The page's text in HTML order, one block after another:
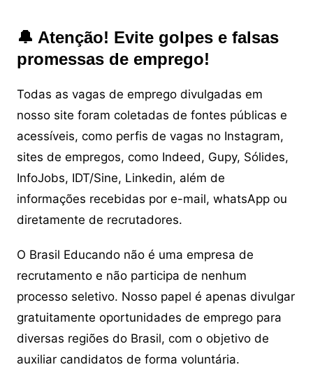
🔔 Atenção! Evite golpes e falsas
promessas de emprego!
Todas as vagas de emprego divulgadas em
nosso site foram coletadas de fontes públicas e
acessíveis, como perfis de vagas no Instagram,
sites de empregos, como Indeed, Gupy, Sólides,
InfoJobs, IDT/Sine, Linkedin, além de
informações recebidas por e-mail, whatsApp ou
diretamente de recrutadores.
O Brasil Educando não é uma empresa de
recrutamento e não participa de nenhum
processo seletivo. Nosso papel é apenas divulgar
gratuitamente oportunidades de emprego para
diversas regiões do Brasil, com o objetivo de
auxiliar candidatos de forma voluntária.